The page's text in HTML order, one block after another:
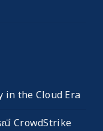
the Cloud Era
ณี CrowdStrike